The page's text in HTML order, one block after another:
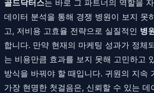
골드닥터스는 바로 그 파트너의 역할을
데이터 분석을 통해 경쟁 병원이 보지 못
고, 저비용 고효율 전략으로 실질적인 병
합니다. 만약 현재의 마케팅 성과가 정체
는 비용만큼 효과를 보지 못해 고민하고
방식을 바꿔야 할 때입니다. 귀원의 지속
가장 현명한 첫걸음은, 신뢰할 수 있는 데